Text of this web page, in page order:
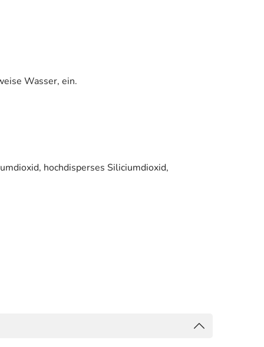
Wasser, ein.
hochdisperses Siliciumdioxid,